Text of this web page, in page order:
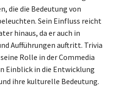
die die Bedeutung von
Sein Einfluss reicht
hinaus, da er auch in
Aufführungen auftritt. Trivia
Rolle in der Commedia
Einblick in die Entwicklung
ihre kulturelle Bedeutung.